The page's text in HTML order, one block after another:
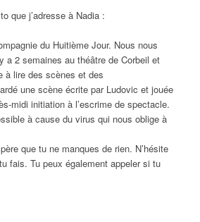
que j’adresse à Nadia :
du Huitième Jour. Nous nous
a 2 semaines au théâtre de Corbeil et
à lire des scènes et des
une scène écrite par Ludovic et jouée
midi initiation à l’escrime de spectacle.
à cause du virus qui nous oblige à
que tu ne manques de rien. N’hésite
fais. Tu peux également appeler si tu